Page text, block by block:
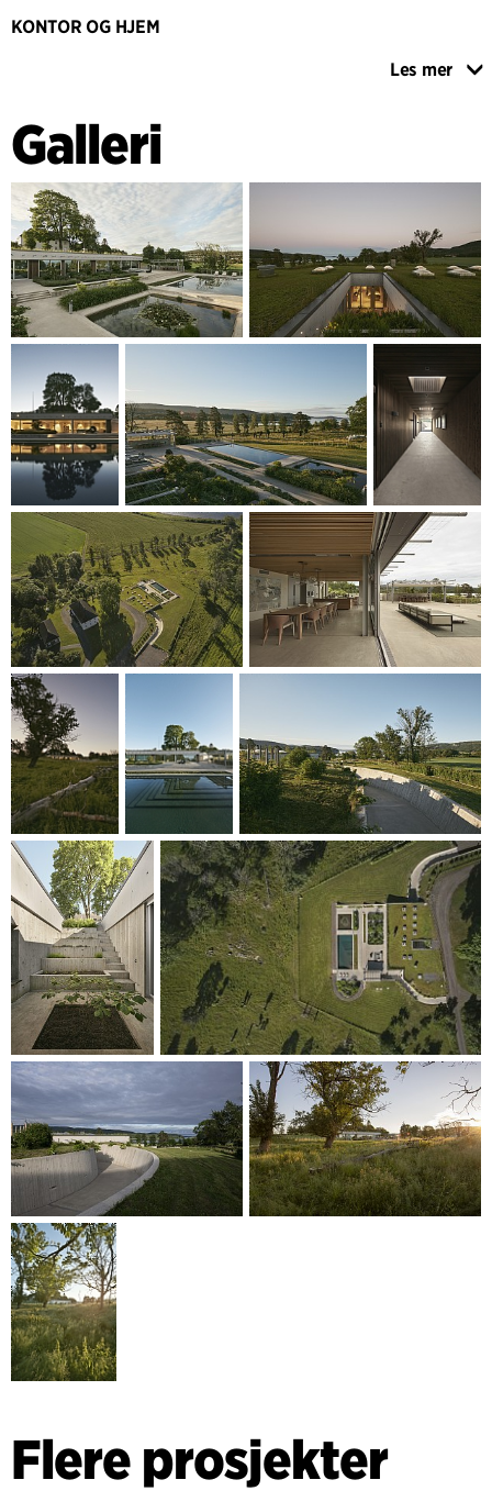
KONTOR OG HJEM
Villaens utforming skaper en flyt og forbindelse mellom
den nordvestlige siden av bygningen, ved enden av en vei
som er formet i terrenget fra parkeringsplassen. Den andre
inngangen er en liten trapp med en grønn og levende
gårdsplass som er knyttet til et rom som kan brukes som
gjesterom for kontoret samt treningsrom. Den sydvendte
fasaden består nesten utelukkende av glass og gir en
fantastisk utsikt mot fjorden. Det er store skyvepartier mot
hagen som knytter villaen sammen med hagen og
omgivelsene. En formell stue, kjøkken og tre hovedsoverom
er plassert mot de sjenerøse uteområdene. Mot vest er
familiens stue plassert på samme akse som baderom og
toaletter, og aksen ender i en mindre resepsjon og et
vestvendt kontorområde som også kan brukes som
gjesterom. Alle rommene langs denne aksen har takvinduer
for naturlig belysning.
KOBLET TIL OMGIVELSENE
Villaen har et grønt tak som fungerer som en øvre terrasse.
En nedre terrasse og hage har to vanndetaljer. Mot øst er
det et svømmebasseng. Ved siden av det ligger det et
mindre basseng mot vest, som samler regnvann fra takene
og harde flater, og som er beplantet med vannplanter.
Vannet i bassengene reflekterer himmelen og lyset på
samme måte som fjorden og skaper en visuell forbindelse
med det åpne vannet.
Valget av betong som primærmateriale er motivert av en
betong-låve, som er en del av gården. Betongen brukes til
vegger, gulv og terrasser, trapper, trinn og basseng. Søyler
og dragere er laget av stål. Tre med forskjellige
overflatebehandlinger, som lakkert og brent tre, brukes i
interiøret. Trepanelene utvendig er laget av sedertre.
Gulvene innvendig er laget av polert betong, og de dras
videre til terrassene utendørs. Det knytter villaen sammen
med hagen og bassengområdet og visker ut grensene
mellom inne og ute.
Les mer
Galleri
Flere prosjekter